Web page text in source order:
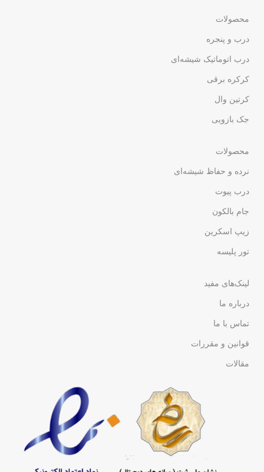
محصولات
درب و پنجره
درب اتوماتیک شیشه‌ای
کرکره برقی
کرتین وال
جک بازویی
محصولات
نرده و حفاظ شیشه‌ای
درب پیوت
جام بالکون
زیپ اسکرین
تور پلیسه
لینک‌های مفید
درباره ما
تماس با ما
قوانین و مقررات
مقالات